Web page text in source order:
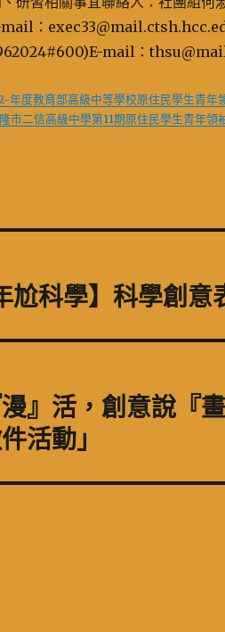
mail：
mail：
年度教育部高級中等學校原住民學生青
市二信高級中學第11期原住民學生青年領
尬科學】科學創
』活，創意說『
活動」